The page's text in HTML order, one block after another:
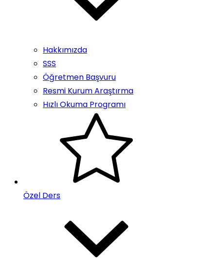
Hakkımızda
SSS
Öğretmen Başvuru
Resmi Kurum Araştırma
Hızlı Okuma Programı
Özel Ders